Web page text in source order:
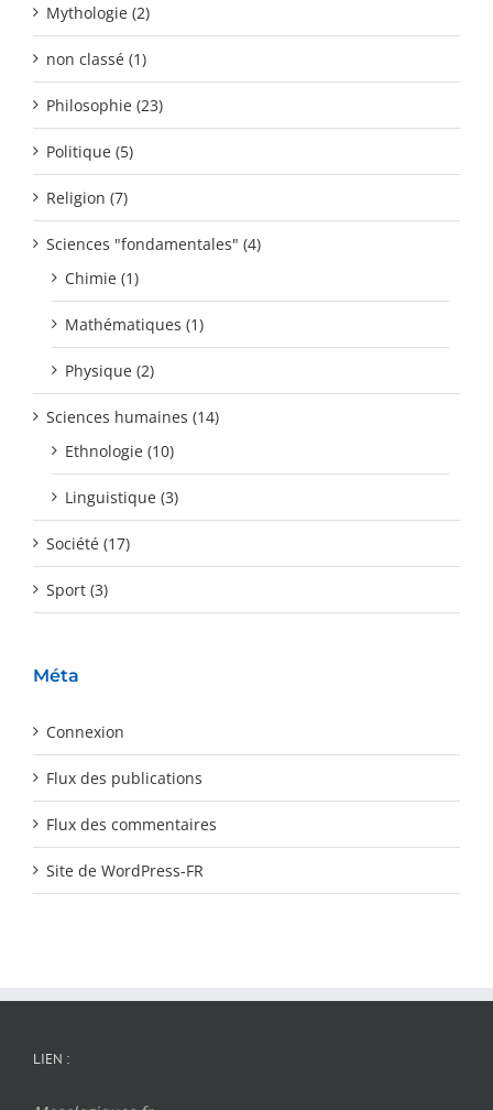
Mythologie (2)
non classé (1)
Philosophie (23)
Politique (5)
Religion (7)
Sciences "fondamentales" (4)
Chimie (1)
Mathématiques (1)
Physique (2)
Sciences humaines (14)
Ethnologie (10)
Linguistique (3)
Société (17)
Sport (3)
Méta
Connexion
Flux des publications
Flux des commentaires
Site de WordPress-FR
LIEN :